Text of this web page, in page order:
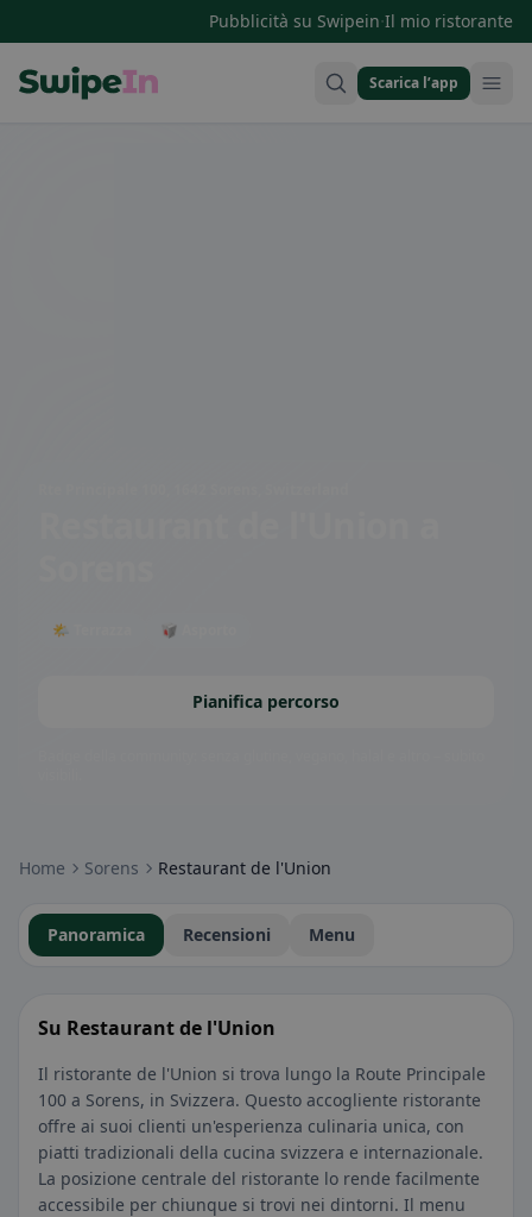
Pubblicità su Swipein·Il mio ristorante
Scarica l’app
🌤 Terrazza 🥡 Asporto
Pianifica percorso
Home Sorens Restaurant de l'Union
Panoramica Recensioni Menu
Su Restaurant de l'Union
Il ristorante de l'Union si trova lungo la Route Principale
100 a Sorens, in Svizzera. Questo accogliente ristorante
offre ai suoi clienti un'esperienza culinaria unica, con
piatti tradizionali della cucina svizzera e internazionale.
La posizione centrale del ristorante lo rende facilmente
accessibile per chiunque si trovi nei dintorni. Il menu